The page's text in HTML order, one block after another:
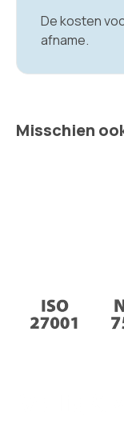
De kosten
afname.
Misschien